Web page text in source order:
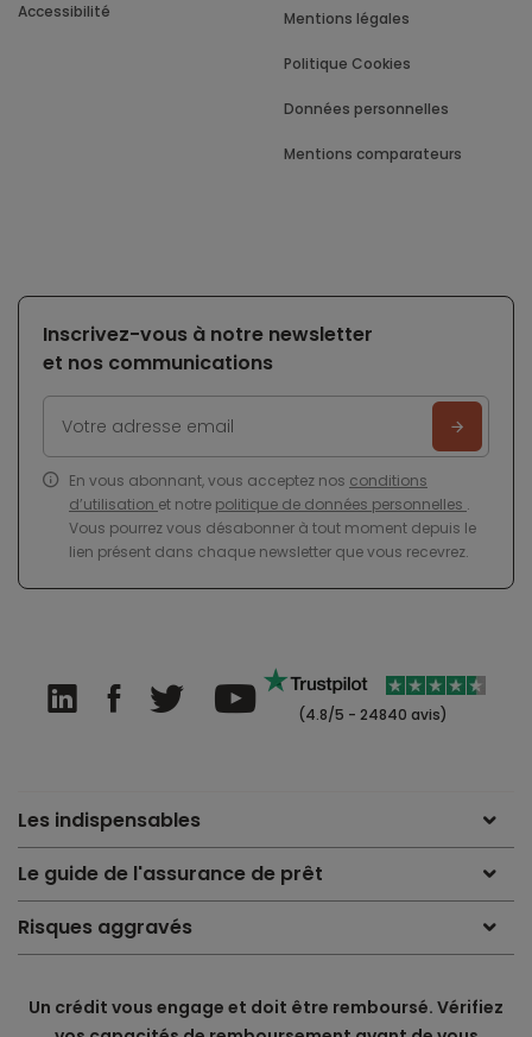
Accessibilité Mentions légales
Politique Cookies
Données personnelles
Mentions comparateurs
Inscrivez-vous à notre newsletter
et nos communications
En vous abonnant, vous acceptez nos conditions
d’utilisation et notre politique de données personnelles .
Vous pourrez vous désabonner à tout moment depuis le
lien présent dans chaque newsletter que vous recevrez.
(4.8/5 - 24840 avis)
Les indispensables
Le guide de l'assurance de prêt
Risques aggravés
Un crédit vous engage et doit être remboursé. Vérifiez